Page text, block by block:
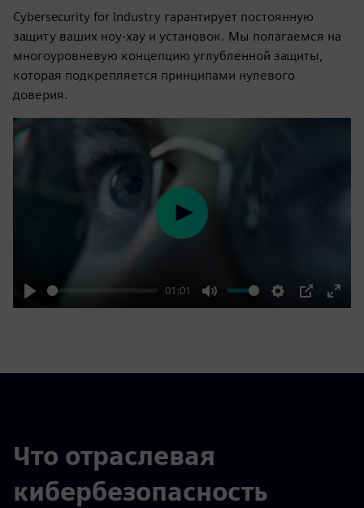
Cybersecurity for Industry гарантирует постоянную
защиту ваших ноу-хау и установок. Мы полагаемся на
многоуровневую концепцию углубленной защиты,
которая подкрепляется принципами нулевого
доверия.
Play
01:01
Mute Settings
PIP
Enter
Play
Что отраслевая
кибербезопасность